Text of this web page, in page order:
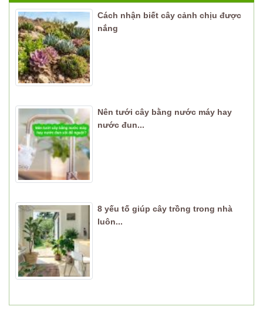
Cách nhận biết cây cảnh chịu được
nắng
Nên tưới cây bằng nước máy hay
nước đun...
8 yếu tố giúp cây trồng trong nhà
luôn...